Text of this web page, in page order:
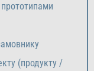
(продукту /